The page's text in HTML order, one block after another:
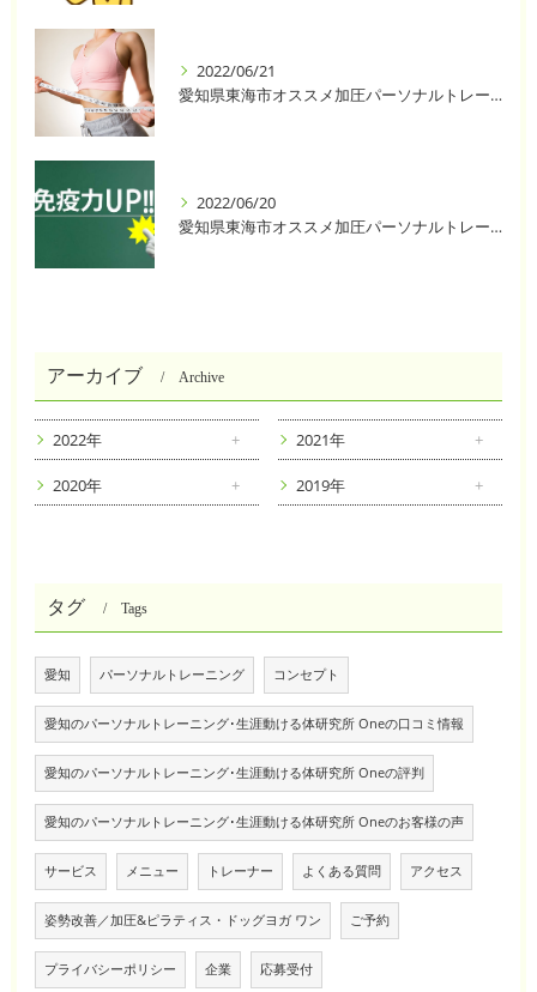
2022/06/21
愛知県東海市オススメ加圧パーソナルトレーニングジム One❣️
2022/06/20
愛知県東海市オススメ加圧パーソナルトレーニングジム One❣️
アーカイブ Archive
2022年 2021年
2020年 2019年
タグ Tags
愛知 パーソナルトレーニング コンセプト
愛知のパーソナルトレーニング･生涯動ける体研究所 Oneの口コミ情報
愛知のパーソナルトレーニング･生涯動ける体研究所 Oneの評判
愛知のパーソナルトレーニング･生涯動ける体研究所 Oneのお客様の声
サービス メニュー トレーナー よくある質問 アクセス
姿勢改善／加圧&ピラティス・ドッグヨガ ワン ご予約
プライバシーポリシー 企業 応募受付